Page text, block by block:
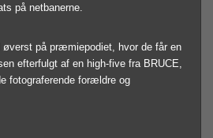
på netbanerne.
på præmiepodiet, hvor de får en
efterfulgt af en high-five fra BRUCE,
fotograferende forældre og